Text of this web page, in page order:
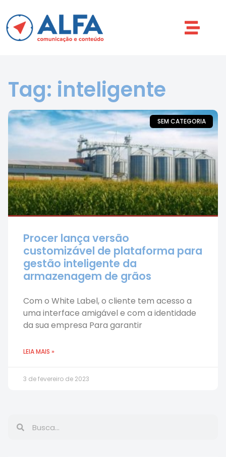
Tag: inteligente
SEM CATEGORIA
Procer lança versão
customizável de plataforma para
gestão inteligente da
armazenagem de grãos
Com o White Label, o cliente tem acesso a
uma interface amigável e com a identidade
da sua empresa Para garantir
LEIA MAIS »
3 de fevereiro de 2023